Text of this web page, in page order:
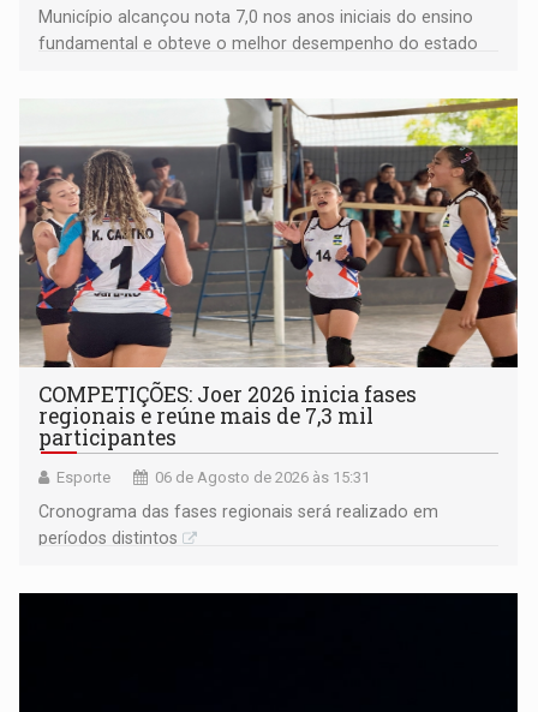
Município alcançou nota 7,0 nos anos iniciais do ensino
fundamental e obteve o melhor desempenho do estado
COMPETIÇÕES: Joer 2026 inicia fases
regionais e reúne mais de 7,3 mil
participantes
Esporte 06 de Agosto de 2026 às 15:31
Cronograma das fases regionais será realizado em
períodos distintos